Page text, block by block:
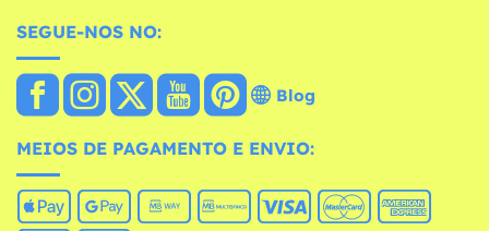
SEGUE-NOS NO:
Blog
MEIOS DE PAGAMENTO E ENVIO: